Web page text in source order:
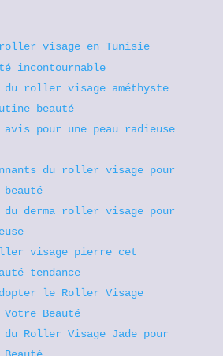
visage en Tunisie
incontournable
roller visage améthyste
beauté
pour une peau radieuse
du roller visage pour
derma roller visage pour
visage pierre cet
tendance
le Roller Visage
Beauté
Roller Visage Jade pour